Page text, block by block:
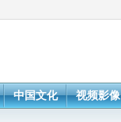
中国文化 视频影像